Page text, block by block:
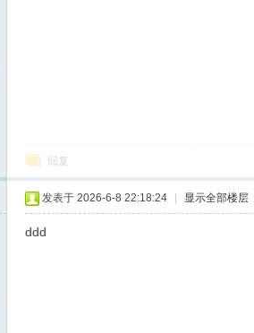
回复
发表于 2026-6-8 22:18:24 显示全部楼层
ddd